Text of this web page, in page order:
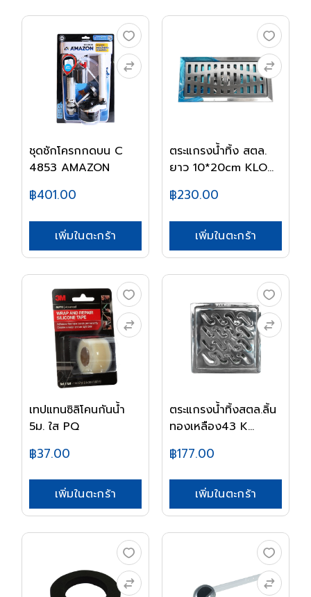
ชุดชักโครกกดบน C
4853 AMAZON
฿401.00
เพิ่มในตะกร้า
ตระแกรงน้ำทิ้ง สตล.
ยาว 10*20cm KLO...
฿230.00
เพิ่มในตะกร้า
เทปแทนซิลิโคนกันน้ำ
5ม. ใส PQ
฿37.00
เพิ่มในตะกร้า
ตระแกรงน้ำทิ้งสตล.ลิ้น
ทองเหลือง43 K...
฿177.00
เพิ่มในตะกร้า